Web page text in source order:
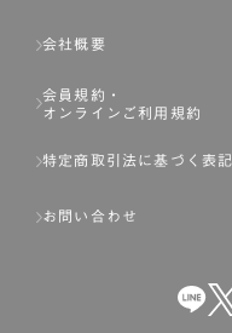
会社概要
会員規約・
オンラインご利用規約
特定商取引法に基づく表記
お問い合わせ